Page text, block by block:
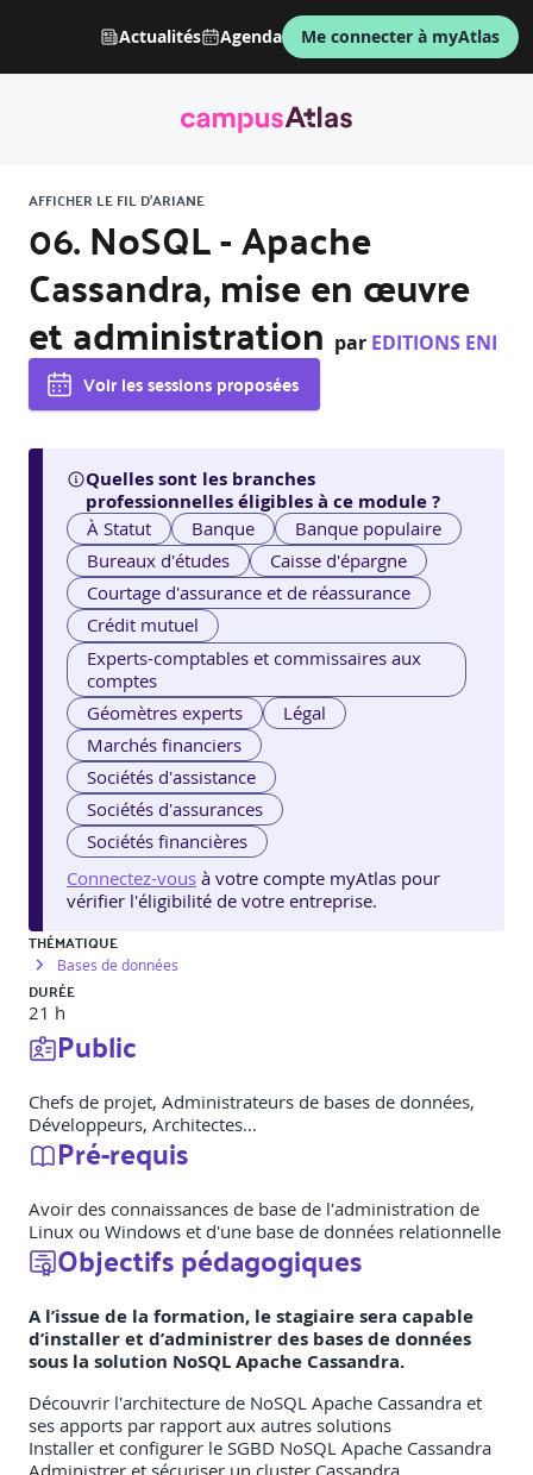
Actualités Agenda Me connecter à myAtlas
AFFICHER LE FIL D'ARIANE
06. NoSQL - Apache
Cassandra, mise en œuvre
et administration par EDITIONS ENI
Voir les sessions proposées
Quelles sont les branches
professionnelles éligibles à ce module ?
À Statut Banque
Banque populaire
Bureaux d'études
Caisse d'épargne
Courtage d'assurance et de réassurance
Crédit mutuel
Experts-comptables et commissaires aux
comptes
Géomètres experts
Légal
Marchés financiers
Sociétés d'assistance
Sociétés d'assurances
Sociétés financières
Connectez-vous à votre compte myAtlas pour
vérifier l'éligibilité de votre entreprise.
THÉMATIQUE
Bases de données
DURÉE
21 h
Public
Chefs de projet, Administrateurs de bases de données,
Développeurs, Architectes…
Pré-requis
Avoir des connaissances de base de l'administration de
Linux ou Windows et d'une base de données relationnelle
Objectifs pédagogiques
A l’issue de la formation, le stagiaire sera capable
d’installer et d’administrer des bases de données
sous la solution NoSQL Apache Cassandra.
Découvrir l'architecture de NoSQL Apache Cassandra et
ses apports par rapport aux autres solutions
Installer et configurer le SGBD NoSQL Apache Cassandra